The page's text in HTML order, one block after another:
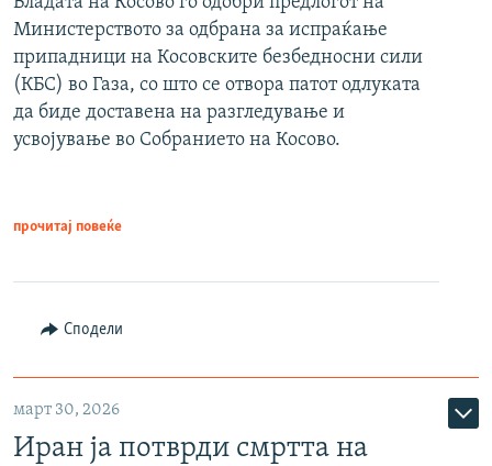
Министерството за одбрана за испраќање
припадници на Косовските безбедносни сили
(КБС) во Газа, со што се отвора патот одлуката
да биде доставена на разгледување и
усвојување во Собранието на Косово.
прочитај повеќе
Сподели
март 30, 2026
Иран ја потврди смртта на